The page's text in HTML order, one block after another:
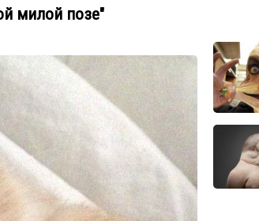
милой позе"